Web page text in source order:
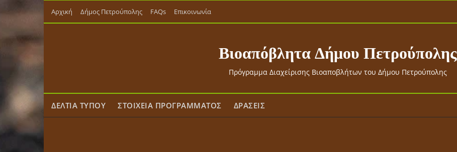
Αρχική Δήμος Πετρούπολης FAQs Επικοινωνία
Βιοαπόβλητα Δήμου Πετρούπολης
Πρόγραμμα Διαχείρισης Βιοαποβλήτων του Δήμου Πετρούπολης
ΔΕΛΤΙΑ ΤΥΠΟΥ ΣΤΟΙΧΕΙΑ ΠΡΟΓΡΑΜΜΑΤΟΣ ΔΡΑΣΕΙΣ